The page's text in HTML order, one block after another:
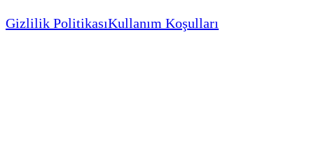
Gizlilik PolitikasıKullanım Koşulları